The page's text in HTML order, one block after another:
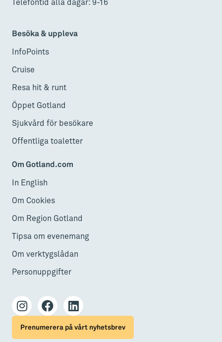
Telefontid alla dagar: 9-16
Besöka & uppleva
InfoPoints
Cruise
Resa hit & runt
Öppet Gotland
Sjukvård för besökare
Offentliga toaletter
Om Gotland.com
In English
Om Cookies
Om Region Gotland
Tipsa om evenemang
Om verktygslådan
Personuppgifter
Prenumerera på vårt nyhetsbrev